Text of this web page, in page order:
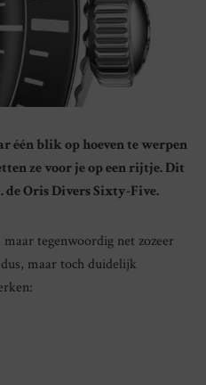
één blik op hoeven te werpen
ze voor je op een rijtje. Dit
Oris Divers Sixty-Five.
tegenwoordig net zozeer
maar toch duidelijk